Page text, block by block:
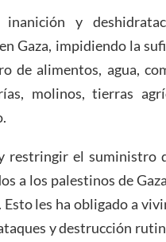
inanición y
Gaza, impidiendo la
de alimentos, agua,
molinos, tierras
restringir el suministro
a los palestinos de
les ha obligado a
y destrucción